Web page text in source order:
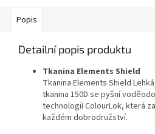
Popis
Detailní popis produktu
Tkanina Elements Shield
Tkanina Elements Shield
tkanina 150D se pyšní
technologií ColourLok, která
každém dobrodružství.